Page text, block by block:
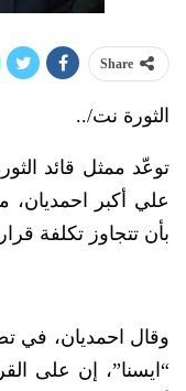
Share
الثورة نت/..
توعّد ممثل قائد
علي أكبر احمديان،
بأن تتجاوز تكلفة
وقال احمديان، في
“ايسنا”، إن على